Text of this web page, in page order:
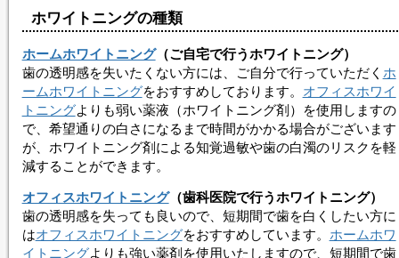
ホワイトニングの種類
ホームホワイトニング（ご自宅で行うホワイトニング）
歯の透明感を失いたくない方には、ご自分で行っていただく ホ
ームホワイトニングをおすすめしております。 オフィスホワイ
トニングよりも弱い薬液（ホワイトニング剤）を使用しますの
で、希望通りの白さになるまで時間がかかる場合がございます
が、 ホワイトニング剤による知覚過敏や歯の白濁のリスクを軽
減することができます。
オフィスホワイトニング（歯科医院で行うホワイトニング）
歯の透明感を失っても良いので、短期間で歯を白くしたい方に
はオフィスホワイトニングをおすすめしています。 ホームホワ
イトニングよりも強い薬剤を使用いたしますので、短期間で歯